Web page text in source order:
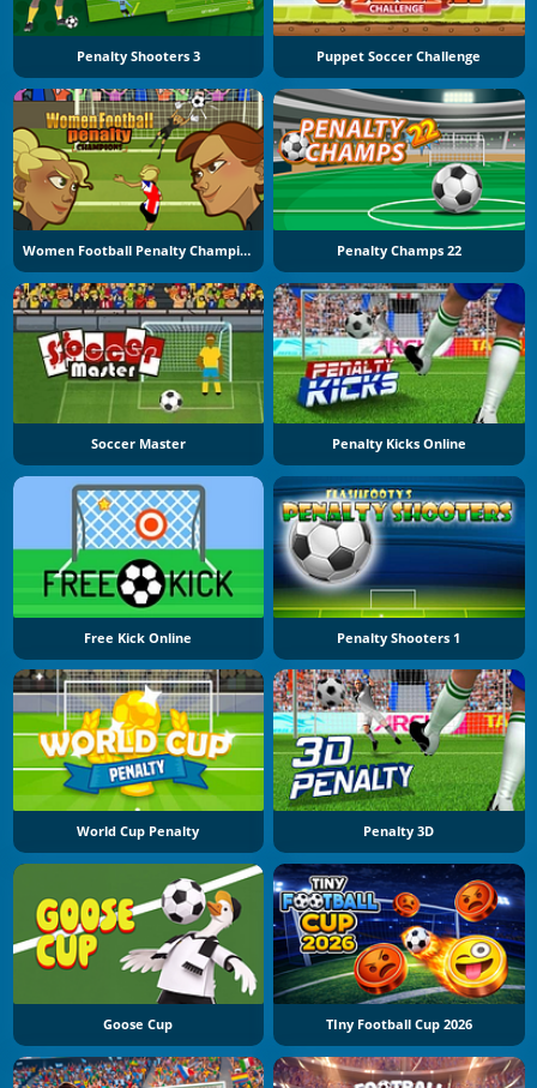
Penalty Shooters 3 Puppet Soccer Challenge
Women Football Penalty Champions Penalty Champs 22
Soccer Master Penalty Kicks Online
Free Kick Online Penalty Shooters 1
World Cup Penalty Penalty 3D
Goose Cup TIny Football Cup 2026